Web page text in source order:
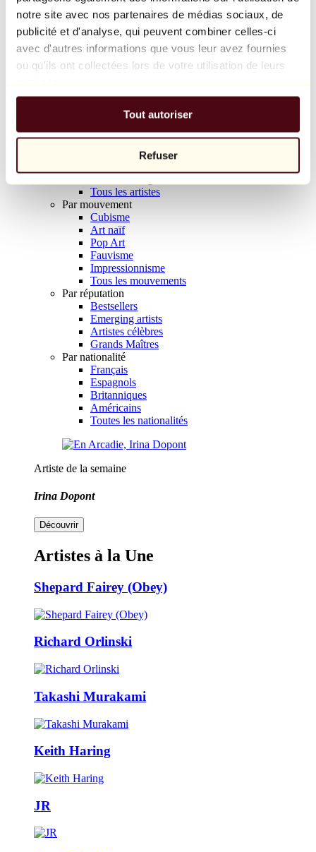
notre site avec nos partenaires de médias sociaux, de
publicité et d'analyse, qui peuvent combiner celles-ci
avec d'autres informations que vous leur avez fournies
ou qu'ils ont collectées lors de votre utilisation de leurs
Tout autoriser
Refuser
Balloon Dog (Orange)
Jeff Koons
10 000 €
Parcourir
Tous les sculpteurs
Tous les photographes
Tous les artistes
Par mouvement
Cubisme
Art naïf
Pop Art
Fauvisme
Impressionnisme
Tous les mouvements
Par réputation
Bestsellers
Emerging artists
Artistes célèbres
Grands Maîtres
Par nationalité
Français
Espagnols
Britanniques
Américains
Toutes les nationalités
Artiste de la semaine
Irina Dopont
Découvrir
Artistes à la Une
Shepard Fairey (Obey)
Richard Orlinski
Takashi Murakami
Keith Haring
JR